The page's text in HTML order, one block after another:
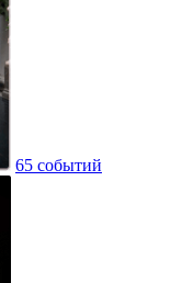
65 событий